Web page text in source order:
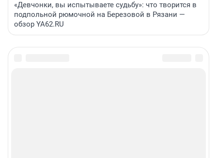
«Девчонки, вы испытываете судьбу»: что творится в
подпольной рюмочной на Березовой в Рязани —
обзор YA62.RU